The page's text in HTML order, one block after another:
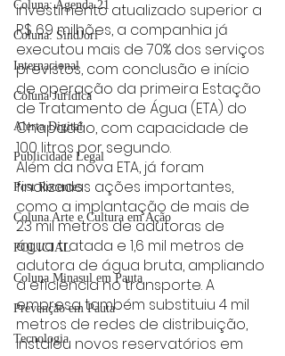
Coluna: Agenda 21
Coluna: SindJori
Internacional
Coluna Jurídica
Alerta Digital
Publicidade Legal
Post Recentes
Coluna Arte e Cultura em Ação
POLICIAL
Coluna Minasul em Pauta
Prevenção em Pauta
Tecnologia
investimento atualizado superior a
R$ 69 milhões, a companhia já
executou mais de 70% dos serviços
previstos, com conclusão e início
de operação da primeira Estação
de Tratamento de Água (ETA) do
Chapadão, com capacidade de
100 litros por segundo.
Além da nova ETA, já foram
finalizadas ações importantes,
como a implantação de mais de
23 mil metros de adutoras de
água tratada e 1,6 mil metros de
adutora de água bruta, ampliando
a eficiência no transporte. A
empresa também substituiu 4 mil
metros de redes de distribuição,
instalou novos reservatórios em